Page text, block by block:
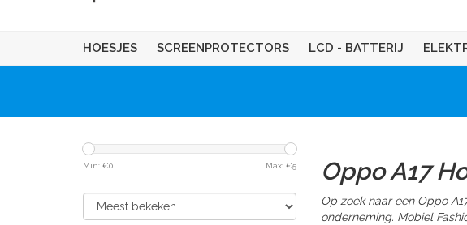
HOESJES SCREENPROTECTORS LCD - BATTERIJ
Min: €0 Max: €5 Oppo A17
Op zoek naar een Oppo
onderneming. Mobiel